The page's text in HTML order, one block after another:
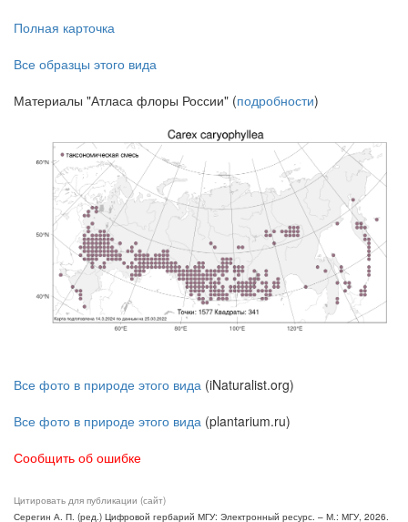
Полная карточка
Все образцы этого вида
Материалы "Атласа флоры России" (подробности)
Все фото в природе этого вида (iNaturalist.org)
Все фото в природе этого вида (plantarium.ru)
Сообщить об ошибке
Цитировать для публикации (сайт)
Серегин А. П. (ред.) Цифровой гербарий МГУ: Электронный ресурс. – М.: МГУ, 2026.